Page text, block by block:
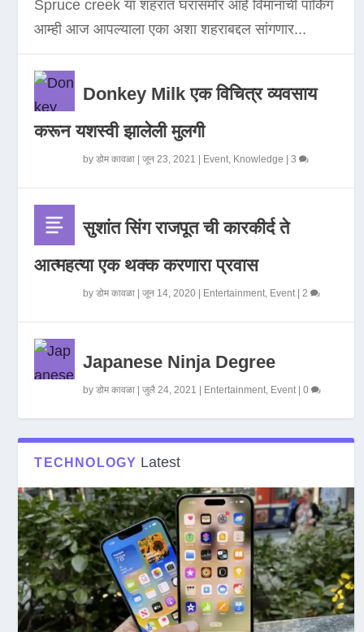
Spruce creek या शहरात घरासमोर आहे विमानाची पार्किंग
आम्ही आज आपल्याला एका अशा शहराबद्दल सांगणार...
Donkey Milk एक विचित्र व्यवसाय
करून यशस्वी झालेली मुलगी
byडोम कावळा |जून 23, 2021 Event, Knowledge |3
सुशांत सिंग राजपूत ची कारकीर्द ते
आत्महत्या एक थक्क करणारा प्रवास
byडोम कावळा |जून 14, 2020 Entertainment, Event|2
Japanese Ninja Degree
byडोम कावळा |जुलै 24, 2021 Entertainment, Event|0
TECHNOLOGY Latest